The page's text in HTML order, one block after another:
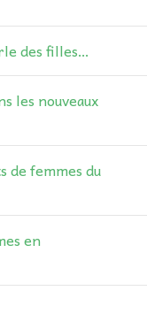
des filles…
les nouveaux
de femmes du
en